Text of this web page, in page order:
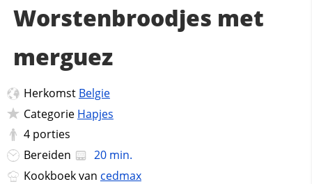
Worstenbroodjes met
merguez
Herkomst Belgie
Categorie Hapjes
4 porties
Bereiden
20 min.
Kookboek van cedmax